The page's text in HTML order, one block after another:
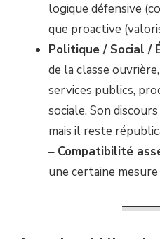
logique défensive
que proactive
Politique / Social /
de la classe
services publics,
sociale. Son
mais il reste
– Compatibilité
une certaine mesure